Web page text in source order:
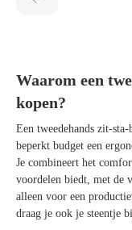
Waarom een
kopen?
Een tweedehands zit-
beperkt budget een
Je combineert het
voordelen biedt, met de
alleen voor een
draag je ook je steentje